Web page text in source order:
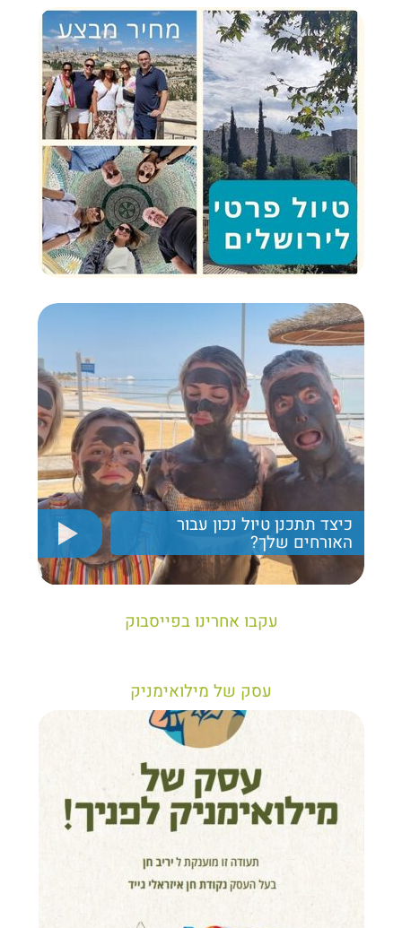
כיצד תתכנן טיול נכון עבור
האורחים שלך?
יריב חן, מציג את הקווים המנחים לבניית טיול נכון עבור
תיירים בישראל
עקבו אחרינו בפייסבוק
עסק של מילואימניק